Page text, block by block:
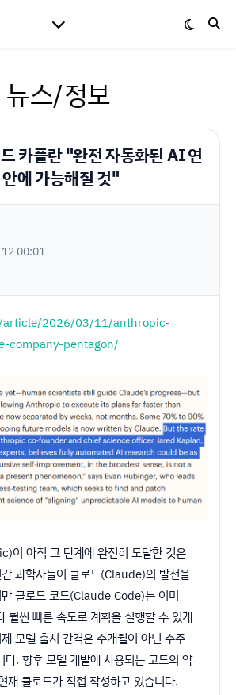
뉴스/정보
카플란 "완전 자동화된 AI 연
에 가능해질 것"
00:01
article/2026/03/11/anthropic-
company-pentagon/
이 아직 그 단계에 완전히 도달한 것은
과학자들이 클로드(Claude)의 발전을
클로드 코드(Claude Code)는 이미
훨씬 빠른 속도로 계획을 실행할 수 있게
모델 출시 간격은 수개월이 아닌 수주
다. 향후 모델 개발에 사용되는 코드의 약
클로드가 직접 작성하고 있습니다.